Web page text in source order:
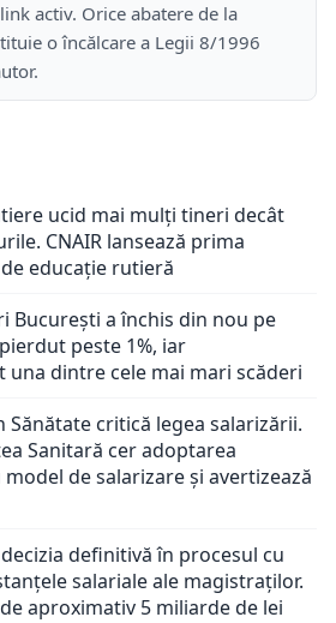
activ. Orice abatere de la
o încălcare a Legii 8/1996
ucid mai mulți tineri decât
CNAIR lansează prima
educație rutieră
București a închis din nou pe
peste 1%, iar
una dintre cele mai mari scăderi
Sănătate critică legea salarizării.
Sanitară cer adoptarea
de salarizare și avertizează
decizia definitivă în procesul cu
salariale ale magistraților.
aproximativ 5 miliarde de lei